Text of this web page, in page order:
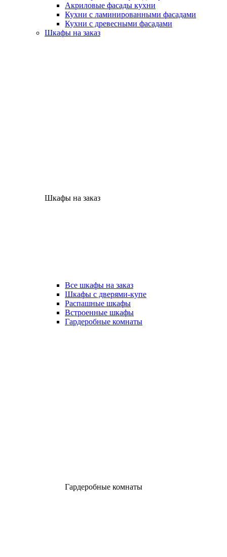
Акриловые фасады кухни
Кухни с ламинированными фасадами
Кухни с древесными фасадами
Шкафы на заказ
Шкафы на заказ
Все шкафы на заказ
Шкафы с дверями-купе
Распашные шкафы
Встроенные шкафы
Гардеробные комнаты
Гардеробные комнаты